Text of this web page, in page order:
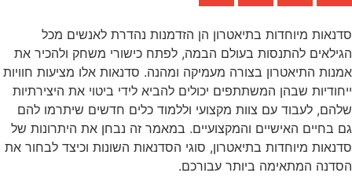
סדנאות מיוחדות בתיאטרון הן הזדמנות נהדרת לאנשים מכל
הגילאים להתנסות בעולם הבמה, לפתח כישורי משחק ולהכיר את
אמנות התיאטרון בצורה מעמיקה ומהנה. סדנאות אלו מציעות חוויות
ייחודיות שבהן המשתתפים יכולים להביא לידי ביטוי את היצירתיות
שלהם, לעבוד עם צוות מקצועי וללמוד כלים חדשים שיתרמו להם
גם בחיים האישיים והמקצועיים. במאמר זה נבחן את היתרונות של
סדנאות מיוחדות בתיאטרון, סוגי הסדנאות השונות וכיצד לבחור את
הסדנה המתאימה ביותר עבורכם.